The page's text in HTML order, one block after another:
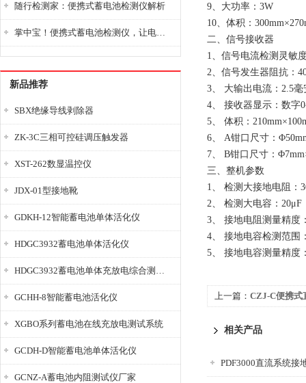
随行检测家：便携式蓄电池检测仪解析
掌中宝！便携式蓄电池检测仪，让电池检测变得简单又快捷！
新品推荐
SBX绝缘导线剥除器
ZK-3C三相可控硅调压触发器
XST-262数显温控仪
JDX-01型接地靴
GDKH-12智能蓄电池单体活化仪
HDGC3932蓄电池单体活化仪
HDGC3932蓄电池单体充放电综合测试仪
GCHH-8智能蓄电池活化仪
XGBO系列蓄电池在线充放电测试系统
GCDH-D智能蓄电池单体活化仪
GCNZ-A蓄电池内阻测试仪厂家
9、大功率：3W
10、体积：
二、信号接收器
1、信号电流检测灵敏
2、信号发生器阻抗：
3、 大输出电流：2.5毫
4、 接收器显示：数字
5、 体积：
6、 A钳口尺寸：
7、 B钳口尺寸：
三、整机参数
1、 检测大接地电阻：
2、 检测大电容：20μF
3、 接地电阻测量精度
4、 接地电容检测范围
5、 接地电容测量精度
上一篇： CZJ-C便携式
相关产品
PDF3000直流系统接